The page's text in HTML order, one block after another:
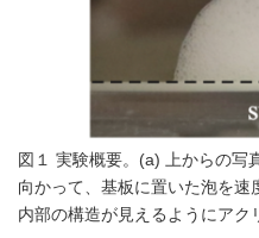
図１ 実験概要。(a) 上からの写
向かって、基板に置いた泡を速
内部の構造が見えるようにアク